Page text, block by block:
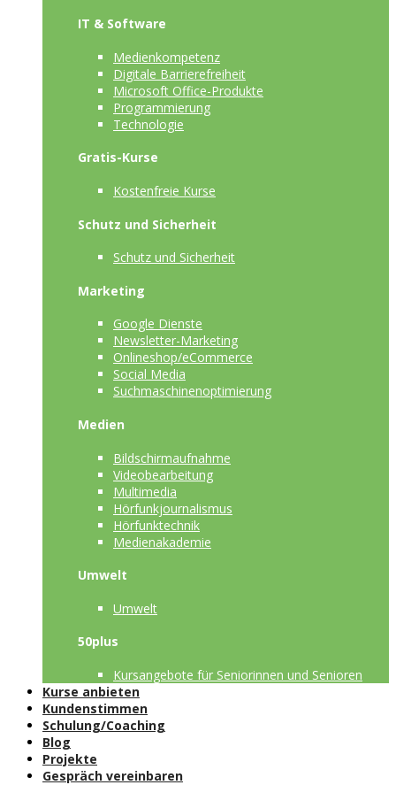
IT & Software
Medienkompetenz
Digitale Barrierefreiheit
Microsoft Office-Produkte
Programmierung
Technologie
Gratis-Kurse
Kostenfreie Kurse
Schutz und Sicherheit
Schutz und Sicherheit
Marketing
Google Dienste
Newsletter-Marketing
Onlineshop/eCommerce
Social Media
Suchmaschinenoptimierung
Medien
Bildschirmaufnahme
Videobearbeitung
Multimedia
Hörfunkjournalismus
Hörfunktechnik
Medienakademie
Umwelt
Umwelt
50plus
Kursangebote für Seniorinnen und Senioren
Kurse anbieten
Kundenstimmen
Schulung/Coaching
Blog
Projekte
Gespräch vereinbaren